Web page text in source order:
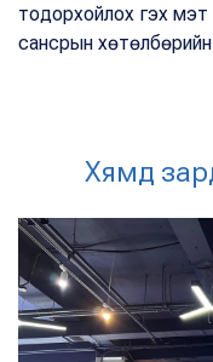
тодорхойлох гэх мэт
сансрын
Хямд